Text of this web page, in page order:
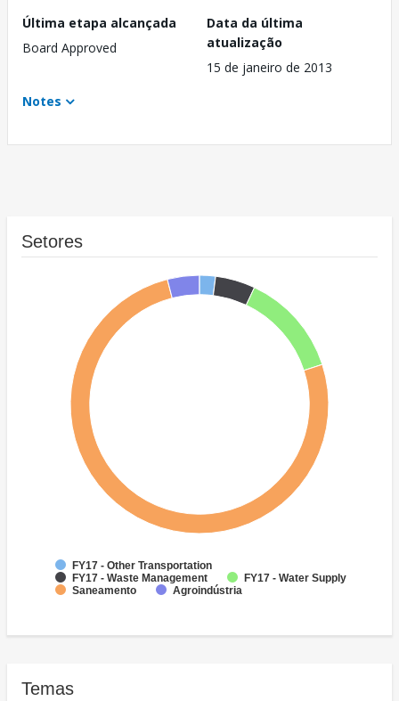
Última etapa alcançada
Board Approved
Data da última
atualização
15 de janeiro de 2013
Notes
Setores
FY17 - Other Transportation
FY17 - Waste Management
FY17 - Water Supply
Saneamento
Agroindústria
Temas